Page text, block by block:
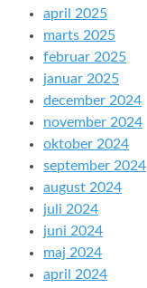
april 2025
marts 2025
februar 2025
januar 2025
december 2024
november 2024
oktober 2024
september 2024
august 2024
juli 2024
juni 2024
maj 2024
april 2024